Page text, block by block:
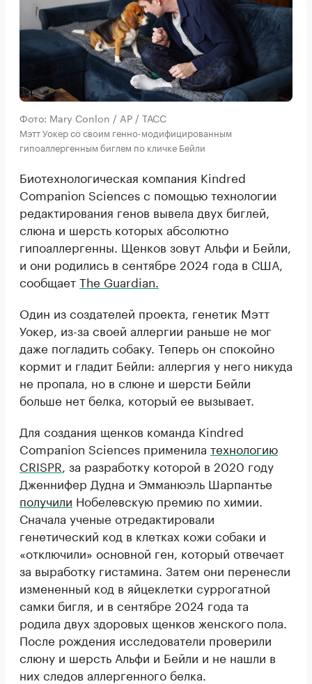
Фото: Mary Conlon / AP / ТАСС
Мэтт Уокер со своим генно-модифицированным
гипоаллергенным биглем по кличке Бейли
Биотехнологическая компания Kindred
Companion Sciences с помощью технологии
редактирования генов вывела двух биглей,
слюна и шерсть которых абсолютно
гипоаллергенны. Щенков зовут Альфи и Бейли,
и они родились в сентябре 2024 года в США,
сообщаетThe Guardian.
Один из создателей проекта, генетик Мэтт
Уокер, из-за своей аллергии раньше не мог
даже погладить собаку. Теперь он спокойно
кормит и гладит Бейли: аллергия у него никуда
не пропала, но в слюне и шерсти Бейли
больше нет белка, который ее вызывает.
Для создания щенков команда Kindred
Companion Sciences применила технологию
CRISPR , за разработку которой в 2020 году
Дженнифер Дудна и Эмманюэль Шарпантье
получили Нобелевскую премию по химии.
Сначала ученые отредактировали
генетический код в клетках кожи собаки и
«отключили» основной ген, который отвечает
за выработку гистамина. Затем они перенесли
измененный код в яйцеклетки суррогатной
самки бигля, и в сентябре 2024 года та
родила двух здоровых щенков женского пола.
После рождения исследователи проверили
слюну и шерсть Альфи и Бейли и не нашли в
них следов аллергенного белка.